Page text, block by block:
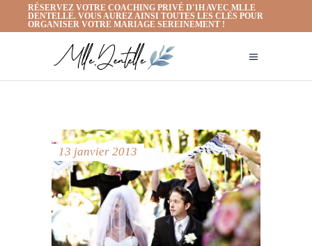
RÉSERVEZ VOTRE COACHING PRIVÉ D'1H AVEC MLLE
DENTELLE. VOUS AUREZ AINSI TOUTES LES CLÉS POUR
ORGANISER VOTRE MARIAGE SEREINEMENT !
13 janvier 2013